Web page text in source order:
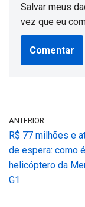
Salvar meus
vez que eu
ANTERIOR
R$ 77 milhões e
de espera: como
helicóptero da
G1